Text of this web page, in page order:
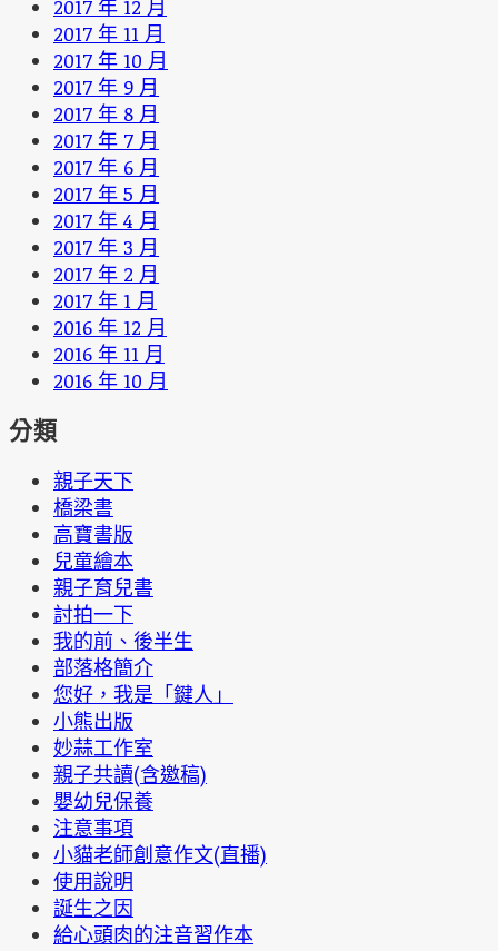
2017 年 12 月
2017 年 11 月
2017 年 10 月
2017 年 9 月
2017 年 8 月
2017 年 7 月
2017 年 6 月
2017 年 5 月
2017 年 4 月
2017 年 3 月
2017 年 2 月
2017 年 1 月
2016 年 12 月
2016 年 11 月
2016 年 10 月
分類
親子天下
橋梁書
高寶書版
兒童繪本
親子育兒書
討拍一下
我的前、後半生
部落格簡介
您好，我是「鍵人」
小熊出版
妙蒜工作室
親子共讀(含邀稿)
嬰幼兒保養
注意事項
小貓老師創意作文(直播)
使用說明
誕生之因
給心頭肉的注音習作本